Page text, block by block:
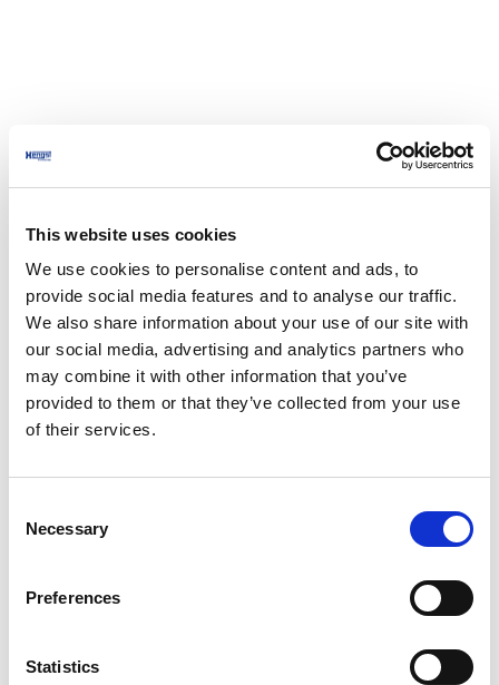
This website uses cookies
We use cookies to personalise content and ads, to
provide social media features and to analyse our traffic.
We also share information about your use of our site with
our social media, advertising and analytics partners who
may combine it with other information that you’ve
provided to them or that they’ve collected from your use
of their services.
Selection
Necessary
Preferences
Statistics